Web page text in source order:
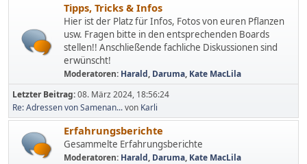
Tipps, Tricks & Infos
Hier ist der Platz für Infos, Fotos von euren Pflanzen
usw. Fragen bitte in den entsprechenden Boards
stellen!! Anschließende fachliche Diskussionen sind
erwünscht!
Moderatoren: Harald, Daruma, Kate MacLila
Letzter Beitrag:08. März 2024, 18:56:24
Re: Adressen von Samenan...von Karli
Erfahrungsberichte
Gesammelte Erfahrungsberichte
Moderatoren: Harald, Daruma, Kate MacLila